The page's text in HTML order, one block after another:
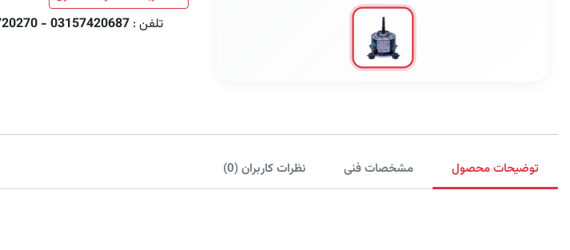
تلفن : 03157420687 - 09202720270
توضیحات محصول مشخصات فنی نظرات کاربران (0)